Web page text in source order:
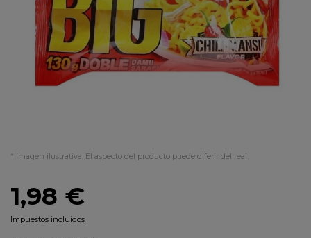
* Imagen ilustrativa. El aspecto del producto puede diferir del real.
1,98 €
Impuestos incluidos